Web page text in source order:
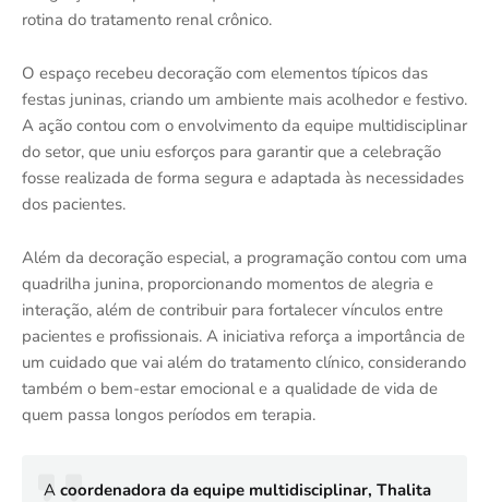
rotina do tratamento renal crônico.
O espaço recebeu decoração com elementos típicos das
festas juninas, criando um ambiente mais acolhedor e festivo.
A ação contou com o envolvimento da equipe multidisciplinar
do setor, que uniu esforços para garantir que a celebração
fosse realizada de forma segura e adaptada às necessidades
dos pacientes.
Além da decoração especial, a programação contou com uma
quadrilha junina, proporcionando momentos de alegria e
interação, além de contribuir para fortalecer vínculos entre
pacientes e profissionais. A iniciativa reforça a importância de
um cuidado que vai além do tratamento clínico, considerando
também o bem-estar emocional e a qualidade de vida de
quem passa longos períodos em terapia.
A coordenadora da equipe multidisciplinar, Thalita